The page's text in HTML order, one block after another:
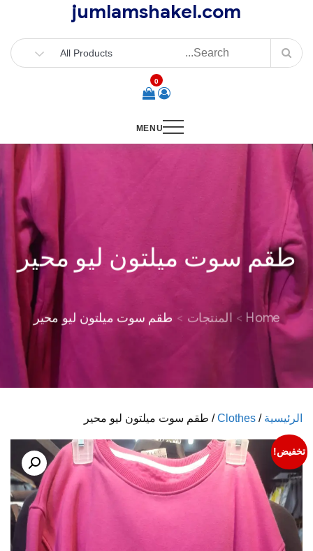
content
jumlamshakel.com
0
MENU
طقم سوت ميلتون ليو محير
Home المنتجات طقم سوت ميلتون ليو محير
الرئيسية /
Clothes/ طقم سوت ميلتون ليو محير
تخفيض!